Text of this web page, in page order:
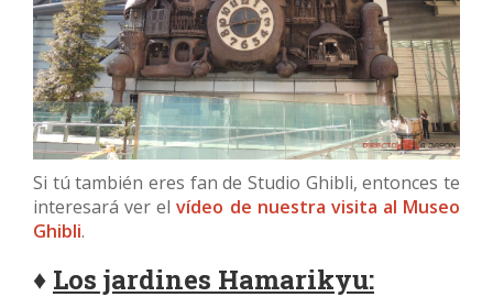
Si tú también eres fan de Studio Ghibli, entonces te
interesará ver elvídeo de nuestra visita al Museo
Ghibli.
♦ Los jardines Hamarikyu: